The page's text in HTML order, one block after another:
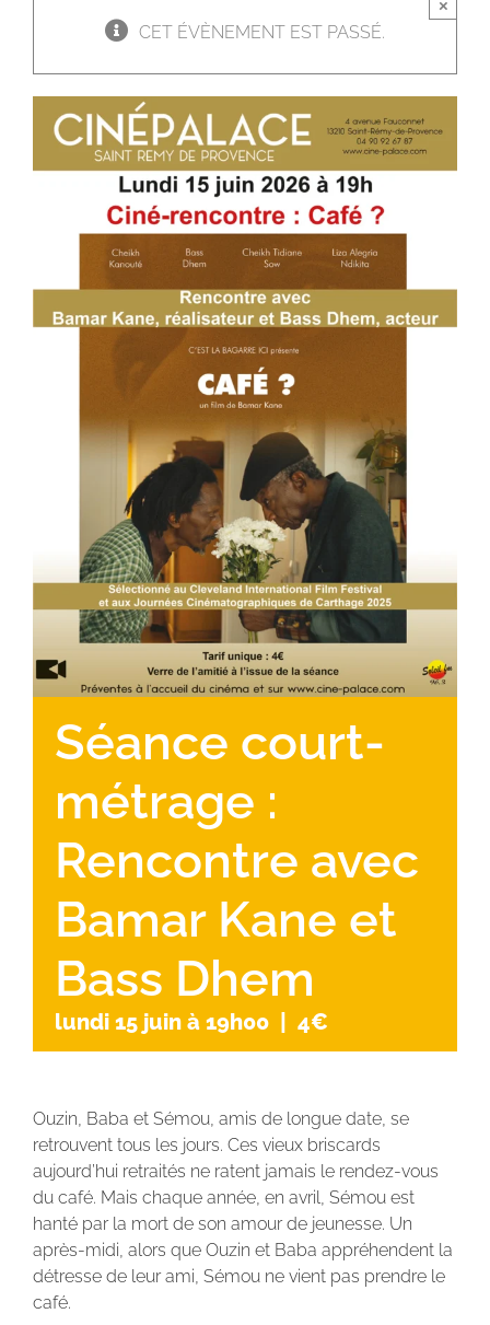
CET ÉVÈNEMENT EST PASSÉ.
×
Séance court-
métrage :
Rencontre avec
Bamar Kane et
Bass Dhem
lundi 15 juin à 19h00 4€
Ouzin, Baba et Sémou, amis de longue date, se
retrouvent tous les jours. Ces vieux briscards
aujourd’hui retraités ne ratent jamais le rendez-vous
du café. Mais chaque année, en avril, Sémou est
hanté par la mort de son amour de jeunesse. Un
après-midi, alors que Ouzin et Baba appréhendent la
détresse de leur ami, Sémou ne vient pas prendre le
café.